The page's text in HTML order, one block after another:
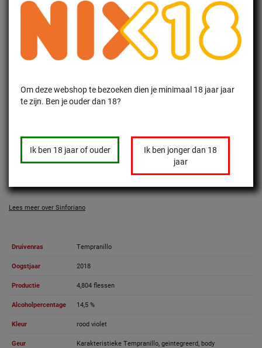
Om deze webshop te bezoeken dien je minimaal 18 jaar jaar
te zijn. Ben je ouder dan 18?
Ik ben 18 jaar of ouder
Ik ben jonger dan 18
jaar
Dit is een zeer kleine productie van 4.804 flessen.
Kleur, geur en smaak van de Sinforiano Crianza 2018
Picota kersenrood. Complexe en elegante neus van cederhout, kruiden, tabak,
maarts viooltje en moerbei. Zachte, goed gevulde smaak. Afdronk met zwart fruit.
niet af.
Vivino: 4.1 sterren
Lees meer over Sinforiano
Druivenras Tempranillo
Oogstjaar 2018
Productie 4,804 flessen
Alcoholpercentage 14,5 %
Kleur rood violet
Geur Karakteristieke Tempranillo, geintegreerd, body